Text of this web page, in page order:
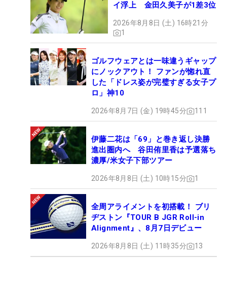
イ浮上 金田久美子が1差3位
2026年8月8日 (土) 16時21分
1
ゴルフウェアとは一味違うギャップ
にノックアウト！ ファンが惚れ直
した「ドレス姿が完璧すぎる女子プ
ロ」神10
2026年8月7日 (金) 19時45分 111
伊藤二花は「69」と巻き返し決勝
進出圏内へ 谷田侑里香は予選落ち
濃厚/米女子下部ツアー
2026年8月8日 (土) 10時15分 1
全周アライメントを初搭載！ ブリ
ヂストン『TOUR B JGR Roll-in
Alignment』、8月7日デビュー
2026年8月8日 (土) 11時35分 13